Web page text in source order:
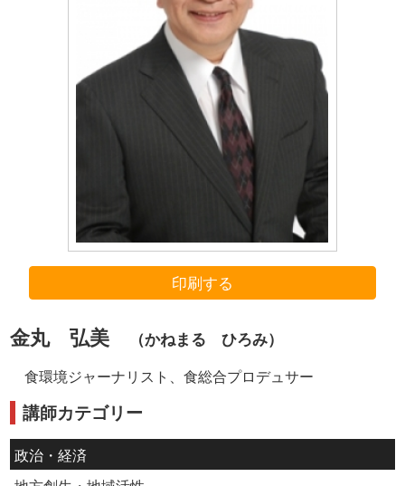
印刷する
金丸 弘美 （かねまる ひろみ）
食環境ジャーナリスト、食総合プロデュサー
講師カテゴリー
政治・経済